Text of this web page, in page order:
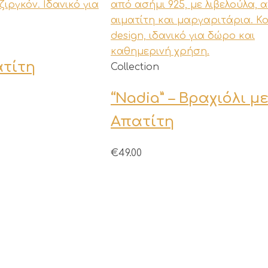
Collection
“Nadia” – Βραχιόλι με
Απατίτη
€49.00